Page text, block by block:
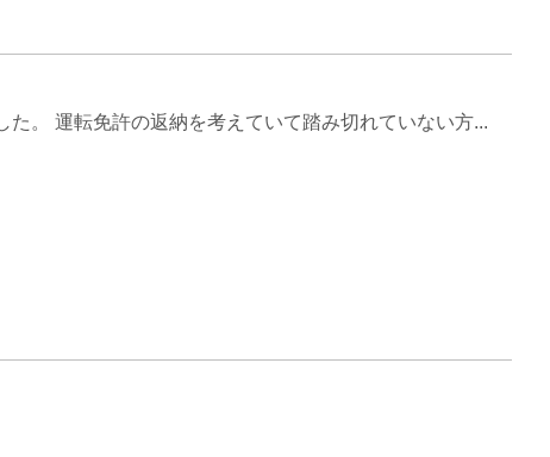
。 運転免許の返納を考えていて踏み切れていない方...